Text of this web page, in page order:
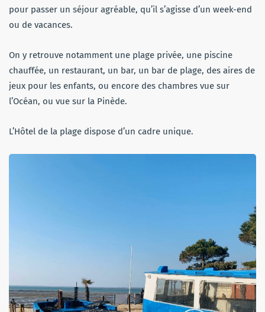
pour passer un séjour agréable, qu’il s’agisse d’un week-end
ou de vacances.
On y retrouve notamment une plage privée, une piscine
chauffée, un restaurant, un bar, un bar de plage, des aires de
jeux pour les enfants, ou encore des chambres vue sur
l’Océan, ou vue sur la Pinède.
L’Hôtel de la plage dispose d’un cadre unique.